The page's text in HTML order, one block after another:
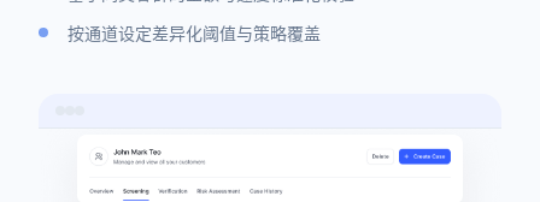
按通道设定差异化阈值与策略覆盖